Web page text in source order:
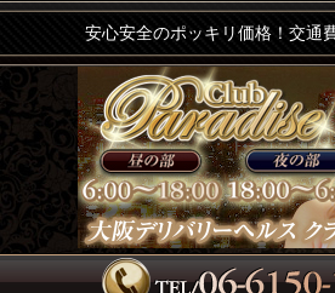
安心安全のポッキリ価格！交通費